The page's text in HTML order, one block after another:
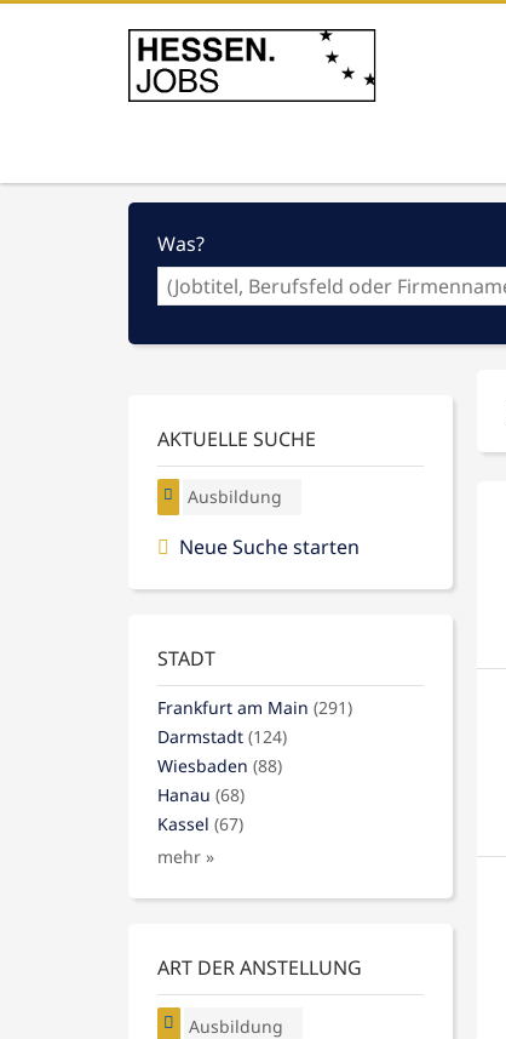
Was?
AKTUELLE SUCHE
Ausbildung
Neue Suche starten
STADT
Frankfurt am Main (291)
Darmstadt (124)
Wiesbaden (88)
Hanau (68)
Kassel (67)
mehr »
ART DER ANSTELLUNG
Ausbildung